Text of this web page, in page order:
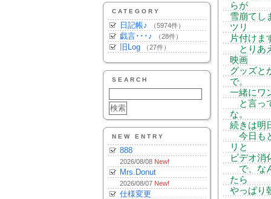
CATEGORY
日記帳♪ （5974件）
戯言･･･♪ （28件）
旧Log （27件）
SEARCH
NEW ENTRY
888
2026/08/08 New!
Mrs.Donut
2026/08/07 New!
仕様変更
らが
雪崩てし
ツリ
片付けま
とりあ
映画
グッズと
で。
一緒にワ
と言っ
な。
続きは明
今日も
リと
ビデオ消
で、な
たら
やっぱり